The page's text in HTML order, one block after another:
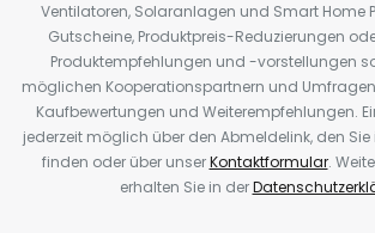
Ventilatoren, Solaranlagen und Smart Home
Gutscheine, Produktpreis-Reduzierungen
Produktempfehlungen und -vorstellungen
möglichen Kooperationspartnern und
Kaufbewertungen und Weiterempfehlungen.
jederzeit möglich über den Abmeldelink, den Sie
finden oder über unserKontaktformular.
erhalten Sie in der